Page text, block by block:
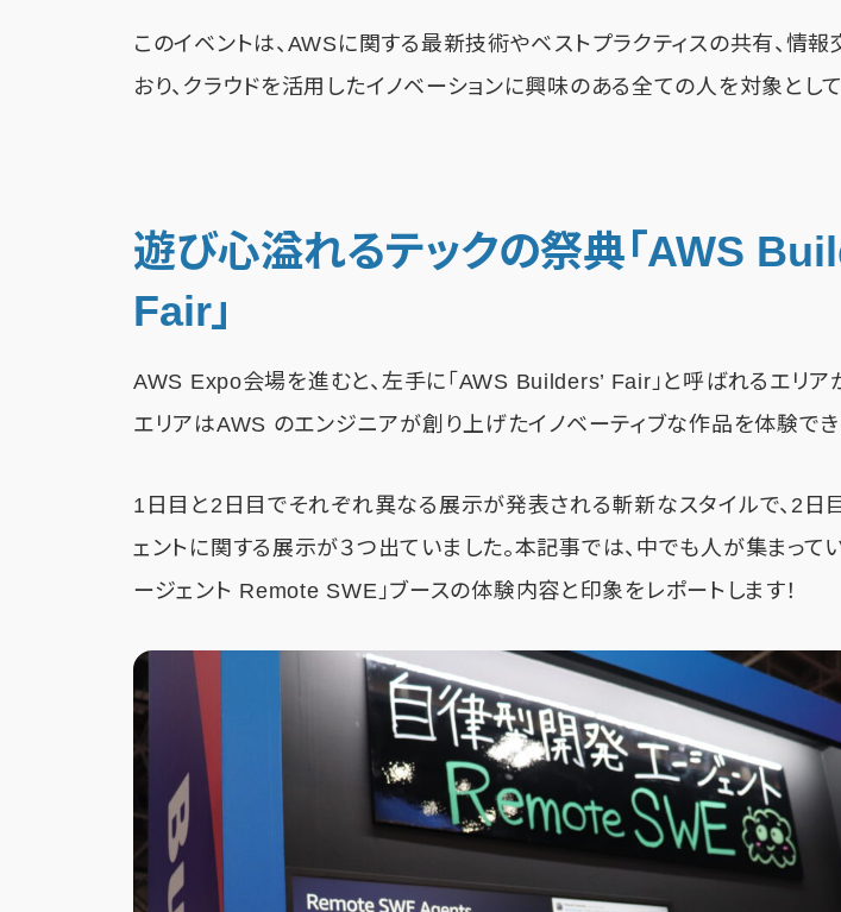
このイベントは、AWSに関する最新技術やベストプラクティスの共有、情
おり、クラウドを活用したイノベーションに興味のある全ての人を対象として
遊び心溢れるテックの祭典「AWS
Fair」
AWS Expo会場を進むと、左手に「AWS Builders’ Fair」と呼ばれるエリア
エリアはAWS のエンジニアが創り上げたイノベーティブな作品を体験でき
1日目と2日目でそれぞれ異なる展示が発表される斬新なスタイルで、2日
ェントに関する展示が３つ出ていました。本記事では、中でも人が集まって
ージェント Remote SWE」ブースの体験内容と印象をレポートします！